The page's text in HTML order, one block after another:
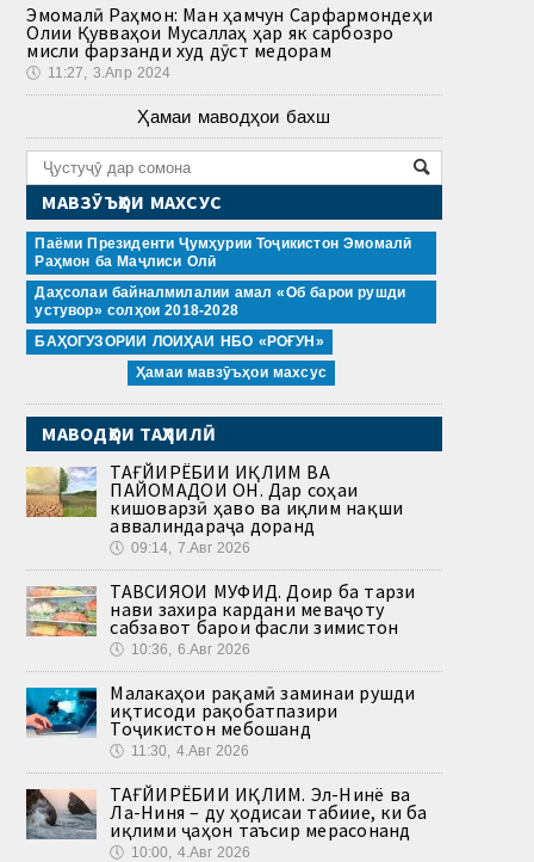
Эмомалӣ Раҳмон: Ман ҳамчун Сарфармондеҳи
Олии Қувваҳои Мусаллаҳ ҳар як сарбозро
мисли фарзанди худ дӯст медорам
🕔 11:27, 3.Апр 2024
Ҳамаи маводҳои бахш
МАВЗӮЪҲОИ МАХСУС
Паёми Президенти Ҷумҳурии Тоҷикистон Эмомалӣ
Раҳмон ба Маҷлиси Олӣ
Даҳсолаи байналмилалии амал «Об барои рушди
устувор» солҳои 2018-2028
БАҲОГУЗОРИИ ЛОИҲАИ НБО «РОҒУН»
Ҳамаи мавзӯъҳои махсус
МАВОДҲОИ ТАҲЛИЛӢ
ТАҒЙИРЁБИИ ИҚЛИМ ВА
ПАЙОМАДҲОИ ОН. Дар соҳаи
кишоварзӣ ҳаво ва иқлим нақши
аввалиндараҷа доранд
🕔 09:14, 7.Авг 2026
ТАВСИЯҲОИ МУФИД. Доир ба тарзи
нави захира кардани меваҷоту
сабзавот барои фасли зимистон
🕔 10:36, 6.Авг 2026
Малакаҳои рақамӣ заминаи рушди
иқтисоди рақобатпазири
Тоҷикистон мебошанд
🕔 11:30, 4.Авг 2026
ТАҒЙИРЁБИИ ИҚЛИМ. Эл-Нинё ва
Ла-Ниня – ду ҳодисаи табиие, ки ба
иқлими ҷаҳон таъсир мерасонанд
🕔 10:00, 4.Авг 2026